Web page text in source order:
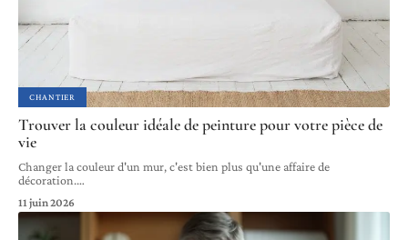
CHANTIER
Trouver la couleur idéale de peinture pour votre pièce de
vie
Changer la couleur d'un mur, c'est bien plus qu'une affaire de
décoration.…
11 juin 2026